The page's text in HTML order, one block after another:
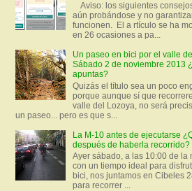
Aviso: los siguientes
aún probándose y no
funcionen. El a rtículo se ha
en 26 ocasiones a pa...
Un paseo en bici por el valle
Sábado 2 de noviembre 2013
apuntas?
Quizás el título sea un poco
porque aunque sí que
valle del Lozoya, no será
un paseo... pero es que s...
La M-10 antes de ejecutarse
después de haberla recorrido?
Ayer sábado, a las 10:00 de la
con un tiempo ideal para
bici, nos juntamos en Cibeles
para recorrer ...